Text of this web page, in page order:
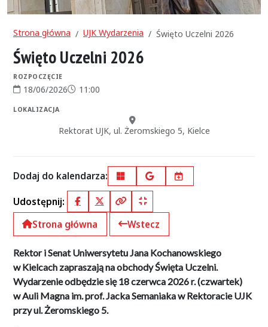
Strona główna UJK Wydarzenia Święto Uczelni 2026
Święto Uczelni 2026
ROZPOCZĘCIE
Data rozpoczęcia:
18/06/2026Godzina rozpoczęcia:
11:00
LOKALIZACJA
Miejsce:
Rektorat UJK, ul. Żeromskiego 5, Kielce
Dodaj do kalendarza: OutlookGoogle Calendar
iCal
Udostępnij:
FacebookX (Twitter)
Kopiuj pełny link
Kopiuj krótki link
Strona główna
Wstecz
Rektor i Senat Uniwersytetu Jana Kochanowskiego
w Kielcach zapraszają na obchody Święta Uczelni.
Wydarzenie odbędzie się 18 czerwca 2026 r. (czwartek)
w Auli Magna im. prof. Jacka Semaniaka w Rektoracie UJK
przy ul. Żeromskiego 5.